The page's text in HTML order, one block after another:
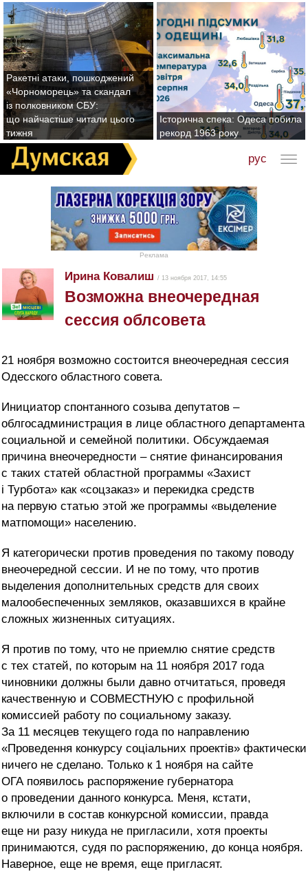
Ракетні атаки, пошкоджений
«Чорноморець» та скандал
із полковником СБУ:
що найчастіше читали цього
тижня
Історична спека: Одеса побила
рекорд 1963 року
рус
Реклама
Ирина Ковалиш / 13 ноября 2017, 14:55
Возможна внеочередная
сессия облсовета
21 ноября возможно состоится внеочередная сессия
Одесского областного совета.
Инициатор спонтанного созыва депутатов –
облгосадминистрация в лице областного департамента
социальной и семейной политики. Обсуждаемая
причина внеочередности – снятие финансирования
с таких статей областной программы «Захист
і Турбота» как «соцзаказ» и перекидка средств
на первую статью этой же программы «выделение
матпомощи» населению.
Я категорически против проведения по такому поводу
внеочередной сессии. И не по тому, что против
выделения дополнительных средств для своих
малообеспеченных земляков, оказавшихся в крайне
сложных жизненных ситуациях.
Я против по тому, что не приемлю снятие средств
с тех статей, по которым на 11 ноября 2017 года
чиновники должны были давно отчитаться, проведя
качественную и СОВМЕСТНУЮ с профильной
комиссией работу по социальному заказу.
За 11 месяцев текущего года по направлению
«Проведення конкурсу соціальних проектів» фактически
ничего не сделано. Только к 1 ноября на сайте
ОГА появилось распоряжение губернатора
о проведении данного конкурса. Меня, кстати,
включили в состав конкурсной комиссии, правда
еще ни разу никуда не пригласили, хотя проекты
принимаются, судя по распоряжению, до конца ноября.
Наверное, еще не время, еще пригласят.